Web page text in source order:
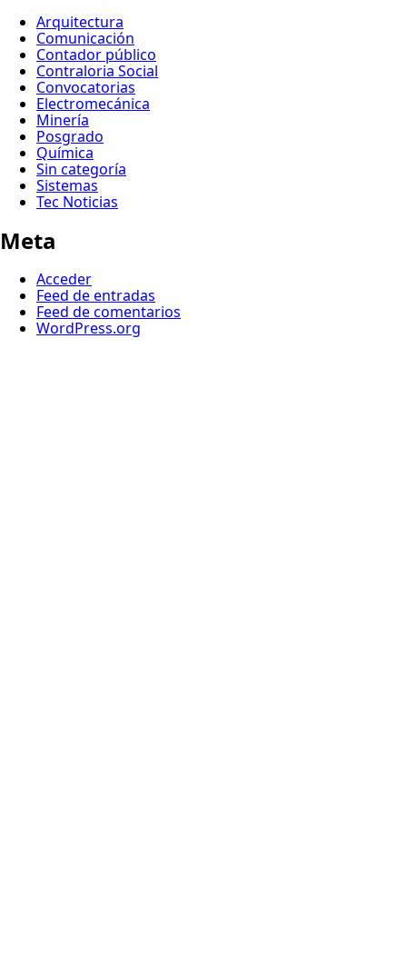
Arquitectura
Comunicación
Contador público
Contraloria Social
Convocatorias
Electromecánica
Minería
Posgrado
Química
Sin categoría
Sistemas
Tec Noticias
Meta
Acceder
Feed de entradas
Feed de comentarios
WordPress.org